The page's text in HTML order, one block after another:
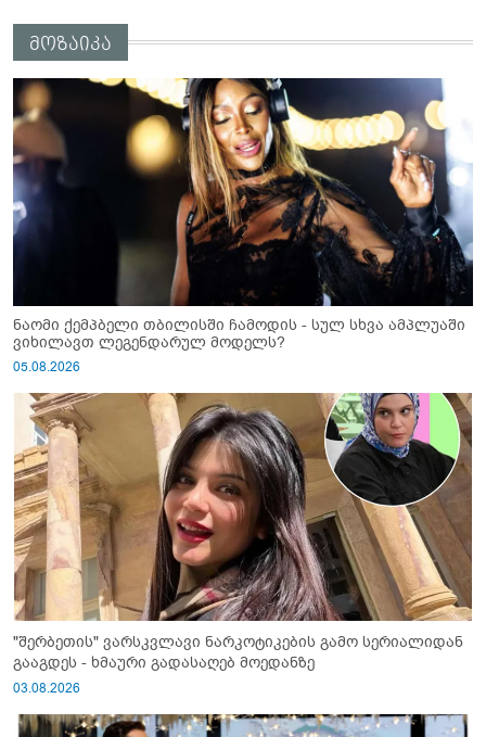
მოზაიკა
ნაომი ქემპბელი თბილისში ჩამოდის - სულ სხვა ამპლუაში
ვიხილავთ ლეგენდარულ მოდელს?
05.08.2026
"შერბეთის" ვარსკვლავი ნარკოტიკების გამო სერიალიდან
გააგდეს - ხმაური გადასაღებ მოედანზე
03.08.2026